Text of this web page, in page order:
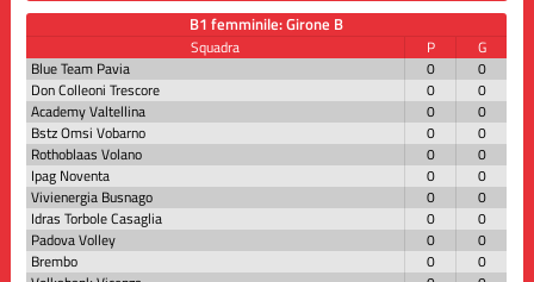
B1 femminile: Girone B
Squadra P
G
Blue Team Pavia
0
0
Don Colleoni Trescore
0
0
Academy Valtellina
0
0
Bstz Omsi Vobarno
0
0
Rothoblaas Volano
0
0
Ipag Noventa
0
0
Vivienergia Busnago
0
0
Idras Torbole Casaglia
0
0
Padova Volley
0
0
Brembo
0
0